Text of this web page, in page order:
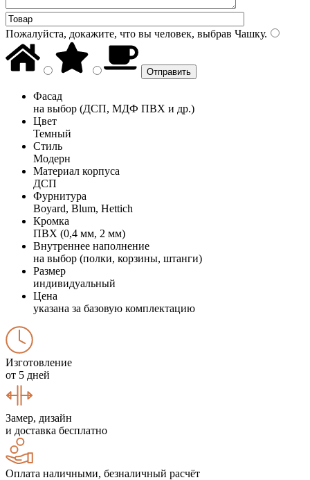
Пожалуйста, докажите, что вы человек, выбрав Чашку.
Фасад
на выбор (ДСП, МДФ ПВХ и др.)
Цвет
Темный
Стиль
Модерн
Материал корпуса
ДСП
Фурнитура
Boyard, Blum, Hettich
Кромка
ПВХ (0,4 мм, 2 мм)
Внутреннее наполнение
на выбор (полки, корзины, штанги)
Размер
индивидуальный
Цена
указана за базовую комплектацию
Изготовление
от 5 дней
Замер, дизайн
и доставка бесплатно
Оплата наличными, безналичный расчёт